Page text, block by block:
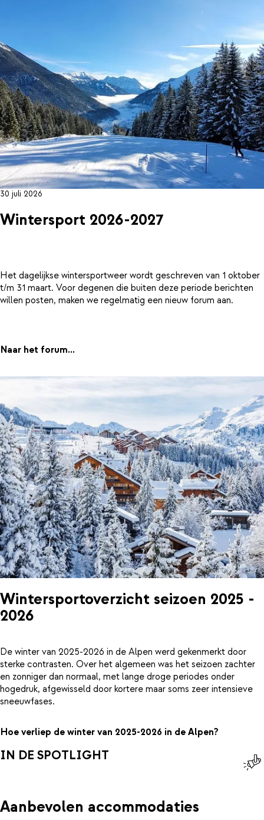
30 juli 2026
Wintersport 2026-2027
Het dagelijkse wintersportweer wordt geschreven van 1 oktober
t/m 31 maart. Voor degenen die buiten deze periode berichten
willen posten, maken we regelmatig een nieuw forum aan.
Naar het forum...
Wintersportoverzicht seizoen 2025 -
2026
De winter van 2025-2026 in de Alpen werd gekenmerkt door
sterke contrasten. Over het algemeen was het seizoen zachter
en zonniger dan normaal, met lange droge periodes onder
hogedruk, afgewisseld door kortere maar soms zeer intensieve
sneeuwfases.
Hoe verliep de winter van 2025-2026 in de Alpen?
IN DE SPOTLIGHT
Aanbevolen accommodaties